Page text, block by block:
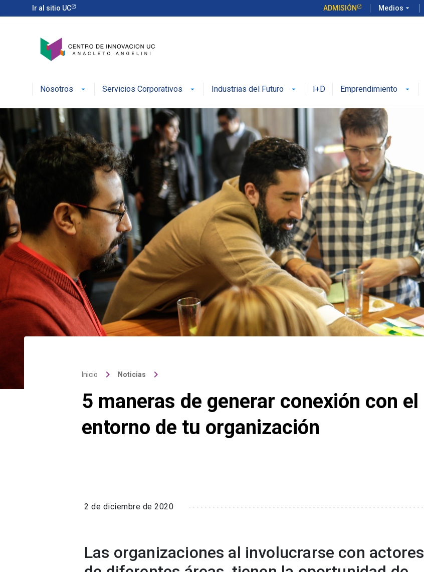
Ir al sitio UC ADMISIÓN Medios arrow_drop_down
Nosotros Servicios Corporativos Industrias del Futuro I+D Emprendimiento
Inicio keyboard_arrow_right Noticias keyboard_arrow_right
5 maneras de generar conexión con el
entorno de tu organización
2 de diciembre de 2020
Las organizaciones al involucrarse con actores